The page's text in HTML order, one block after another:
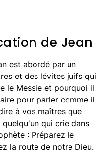
de Jean
est abordé par un
et des lévites juifs qui
le Messie et pourquoi il
pour parler comme il
à vos maîtres que
qui crie dans
: Préparez le
la route de notre Dieu.